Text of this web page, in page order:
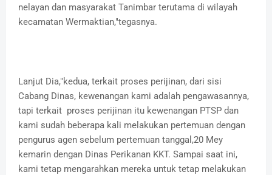
nelayan dan masyarakat Tanimbar terutama di wilayah
kecamatan Wermaktian,"tegasnya.
Lanjut Dia,"kedua, terkait proses perijinan, dari sisi
Cabang Dinas, kewenangan kami adalah pengawasannya,
tapi terkait proses perijinan itu kewenangan PTSP dan
kami sudah beberapa kali melakukan pertemuan dengan
pengurus agen sebelum pertemuan tanggal,20 Mey
kemarin dengan Dinas Perikanan KKT. Sampai saat ini,
kami tetap mengarahkan mereka untuk tetap melakukan